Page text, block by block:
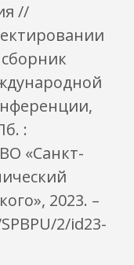
//
:
«Санкт-
2023. –
2/id23-